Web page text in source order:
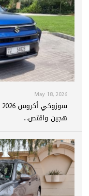
May 18, 2026
هجين واقتص...